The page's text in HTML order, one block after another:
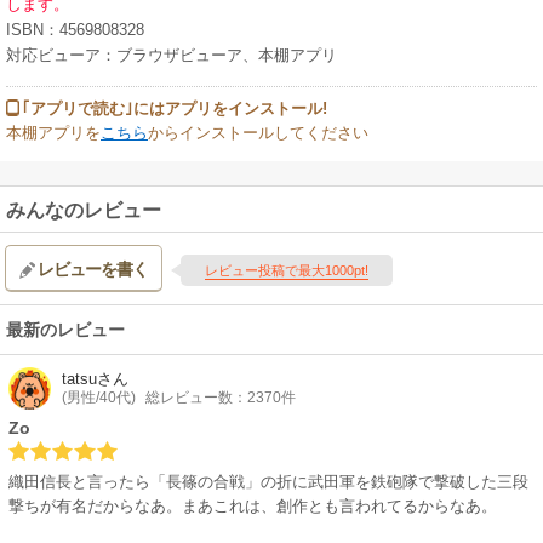
します。
ISBN：4569808328
対応ビューア：ブラウザビューア、本棚アプリ
｢アプリで読む｣にはアプリをインストール!
本棚アプリをこちらからインストールしてください
みんなのレビュー
レビューを書く レビュー投稿で最大1000pt!
最新のレビュー
tatsuさん
(男性/40代) 総レビュー数：2370件
Zo
織田信長と言ったら「長篠の合戦」の折に武田軍を鉄砲隊で撃破した三段
撃ちが有名だからなあ。まあこれは、創作とも言われてるからなあ。